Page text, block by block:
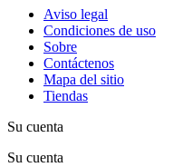
Aviso legal
Condiciones de uso
Sobre
Contáctenos
Mapa del sitio
Tiendas
Su cuenta
Su cuenta